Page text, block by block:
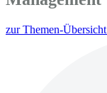
zur Themen-Übersicht